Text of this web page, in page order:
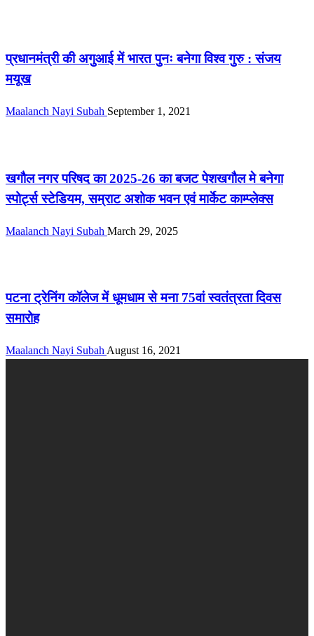
प्रधानमंत्री की अगुआई में भारत पुनः बनेगा विश्व गुरु : संजय
मयूख
Maalanch Nayi Subah September 1, 2021
खगौल नगर परिषद का 2025-26 का बजट पेशखगौल मे बनेगा
स्पोर्ट्स स्टेडियम, सम्राट अशोक भवन एवं मार्केट काम्प्लेक्स
Maalanch Nayi Subah March 29, 2025
पटना ट्रेनिंग कॉलेज में धूमधाम से मना 75वां स्वतंत्रता दिवस
समारोह
Maalanch Nayi Subah August 16, 2021